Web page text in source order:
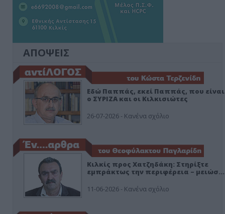
ΑΠΟΨΕΙΣ
Εδώ Παππάς, εκεί Παππάς, που είναι
ο ΣΥΡΙΖΑ και οι Κιλκισιώτες
26-07-2026 - Κανένα σχόλιο
Κιλκίς προς Χατζηδάκη: Στηρίξτε
εμπράκτως την περιφέρεια – μειώσ…
11-06-2026 - Κανένα σχόλιο